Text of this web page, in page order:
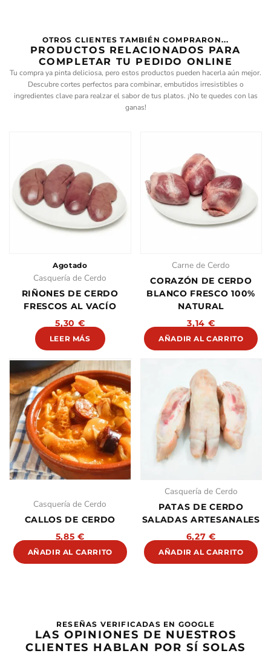
OTROS CLIENTES TAMBIÉN COMPRARON...
PRODUCTOS RELACIONADOS PARA
COMPLETAR TU PEDIDO ONLINE
Tu compra ya pinta deliciosa, pero estos productos pueden hacerla aún mejor.
Descubre cortes perfectos para combinar, embutidos irresistibles o
ingredientes clave para realzar el sabor de tus platos. ¡No te quedes con las
ganas!
Agotado
Casquería de Cerdo
RIÑONES DE CERDO
FRESCOS AL VACÍO
5,30 €
LEER MÁS
Carne de Cerdo
CORAZÓN DE CERDO
BLANCO FRESCO 100%
NATURAL
3,14 €
AÑADIR AL CARRITO
Casquería de Cerdo
CALLOS DE CERDO
5,85€
AÑADIR AL CARRITO
Casquería de Cerdo
PATAS DE CERDO
SALADAS ARTESANALES
6,27€
AÑADIR AL CARRITO
RESEÑAS VERIFICADAS EN GOOGLE
LAS OPINIONES DE NUESTROS
CLIENTES HABLAN POR SÍ SOLAS